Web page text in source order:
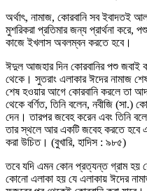
অর্থাৎ, নামাজ, কোরবানি সব ইবাদতই
মুশরিকরা প্রতিমার জন্য প্রার্থনা করে,
কাজে ইখলাস অবলম্বন করতে হবে।
ঈদুল আজহার দিন কোরবানির পশু জবাই
থেকে। সুতরাং এলাকার ঈদের নামাজ
শেষ হওয়ার আগে কোরবানি করলে তা
থেকে বর্ণিত, তিনি বলেন, নবীজি (সা.)
দেন। তারপর জবেহ করেন এবং তিনি
তার স্থলে আর একটি জবেহ করতে হবে
করা উচিত। (বুখারি, হাদিস : ৯৮৫)
তবে যদি এমন কোন প্রত্যন্ত গ্রাম হয়
কোনো এলাকা হয় যে এলাকায় ঈদের